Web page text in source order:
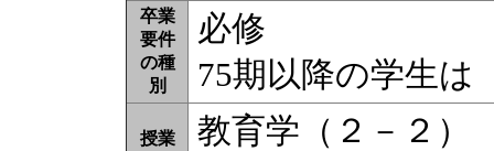
卒業
要件
の種
別
必修
75期以降の学生は
授業
教育学（２－２）